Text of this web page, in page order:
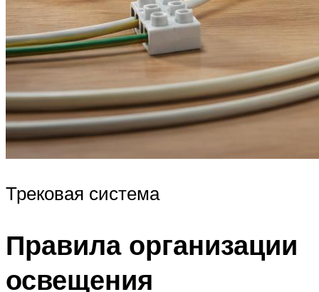
Трековая система
Правила организации
освещения